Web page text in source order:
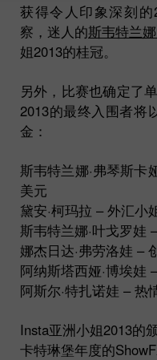
获得令人印象深刻
察，迷人的斯韦特兰
姐2013的桂冠。
另外，比赛也确定了
2013的最终入围者将
金：
斯韦特兰娜·弗琴斯卡
美元
黛安·柯玛拉 – 外汇小
斯韦特兰娜·叶戈罗娃
娜杰日达·弗劳洛娃 –
阿纳斯塔西娅·博埃娃
阿斯尔·特扎诺娃 – 热
Insta亚洲小姐2013的
卡特琳堡年度的